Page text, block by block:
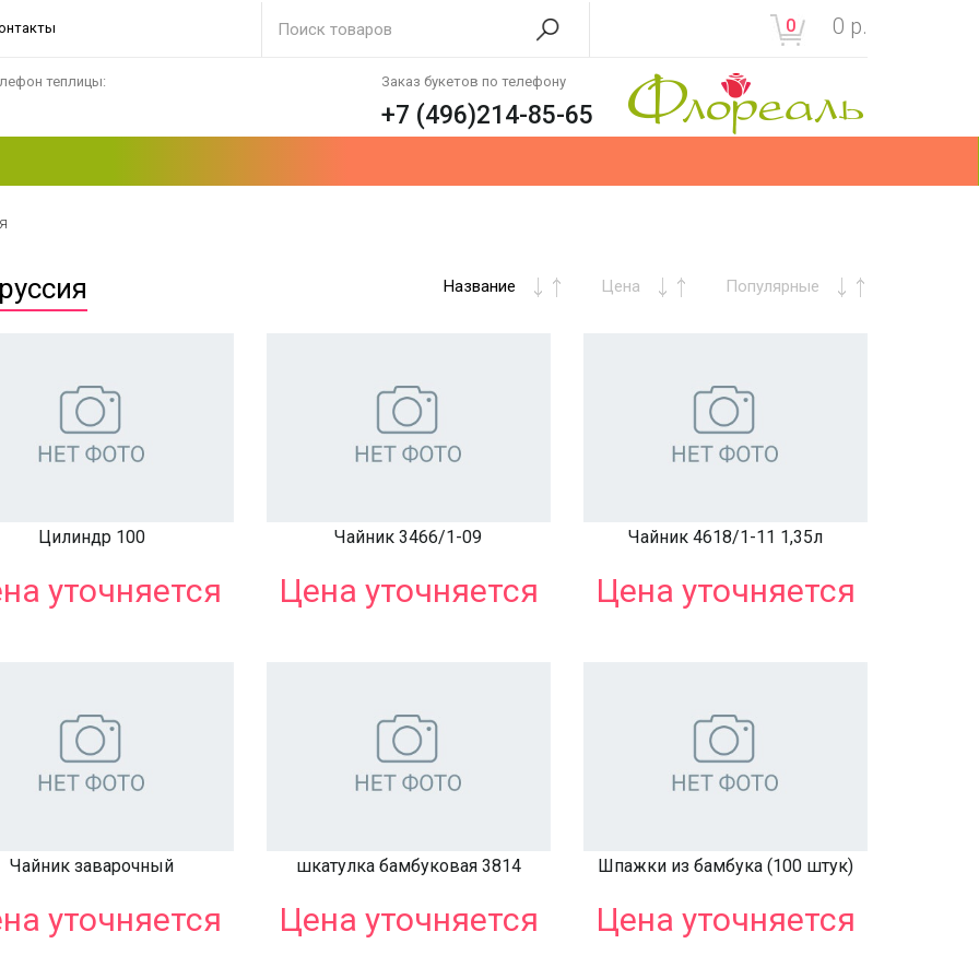
0 0 р.
теплицы: Заказ букетов по телефону
+7 (496)214-85-65
Название Цена Популярные
Цилиндр 100
уточняется
Чайник 3466/1-09
Цена уточняется
Чайник 4618/1-11 1,35л
Цена уточняется
Чайник заварочный
уточняется
шкатулка бамбуковая 3814
Цена уточняется
Шпажки из бамбука (100 штук)
Цена уточняется